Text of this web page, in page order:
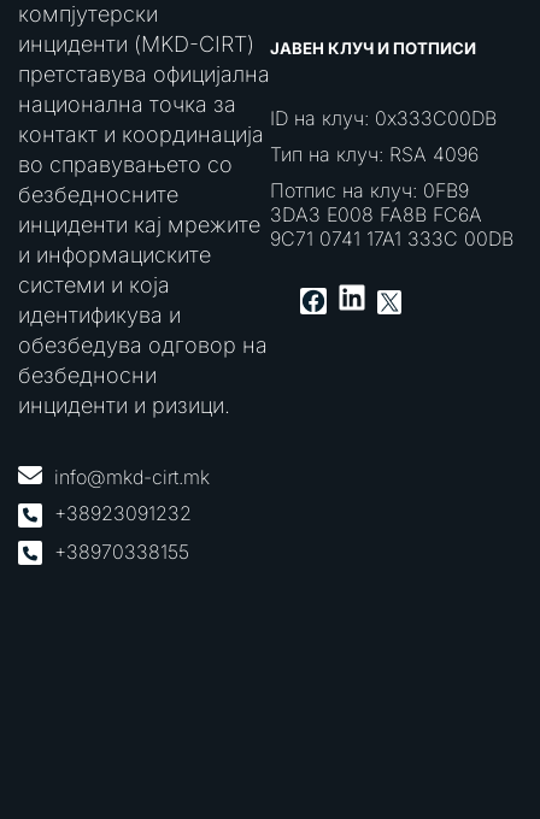
компјутерски
инциденти (MKD-CIRT)
претставува официјална
национална точка за
контакт и координација
во справувањето со
безбедносните
инциденти кај мрежите
и информациските
системи и која
идентификува и
обезбедува одговор на
безбедносни
инциденти и ризици.
info@mkd-cirt.mk
+38923091232
+38970338155
ЈАВЕН КЛУЧ И ПОТПИСИ
ID на клуч: 0x333C00DB
Тип на клуч: RSA 4096
Потпис на клуч: 0FB9
3DA3 E008 FA8B FC6A
9C71 0741 17A1 333C 00DB
Facebook
LinkedIn
X